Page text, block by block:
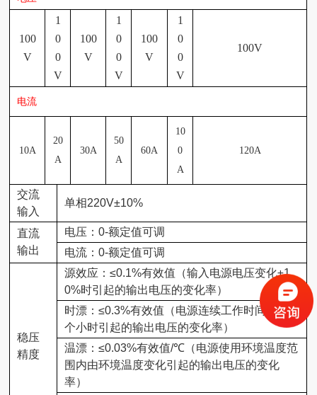
100
V
1
0
0
V
100
V
1
0
0
V
100
V
1
0
0
V
100V
电流
10A
20
A
30A
50
A
60A
10
0
A
120A
交流
输入
单相220V±10%
直流
输出
电压：0-额定值可调
电流 ：0-额定值可调
稳压
精度
源效应：≤0.1%有效值（输入电源电压变化±1
0%时引起的输出电压的变化率）
时漂：≤0.3%有效值（电源连续工作时间大于8
个小时引起的输出电压的变化率）
温漂：≤0.03%有效值/℃ （电源使用环境温度范
围内由环境温度变化引起的输出电压的变化
率）